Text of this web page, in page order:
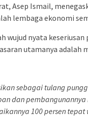
Asep Ismail,
lembaga ekonomi
wujud nyata
utamanya
sebagai tulang
dan
100 persen